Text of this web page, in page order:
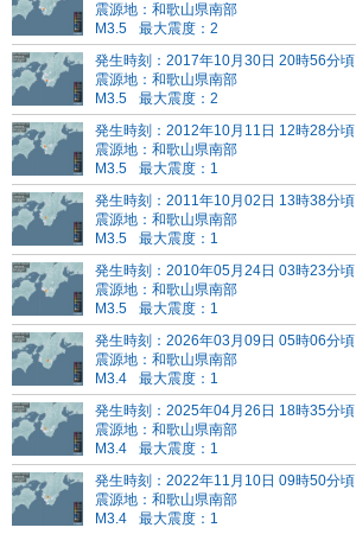
震源地：和歌山県南部
M3.5
最大震度：2
発生時刻：2017年10月30日 20時56分頃
震源地：和歌山県南部
M3.5
最大震度：2
発生時刻：2012年10月11日 12時28分頃
震源地：和歌山県南部
M3.5
最大震度：1
発生時刻：2011年10月02日 13時38分頃
震源地：和歌山県南部
M3.5
最大震度：1
発生時刻：2010年05月24日 03時23分頃
震源地：和歌山県南部
M3.5
最大震度：1
発生時刻：2026年03月09日 05時06分頃
震源地：和歌山県南部
M3.4
最大震度：1
発生時刻：2025年04月26日 18時35分頃
震源地：和歌山県南部
M3.4
最大震度：1
発生時刻：2022年11月10日 09時50分頃
震源地：和歌山県南部
M3.4
最大震度：1